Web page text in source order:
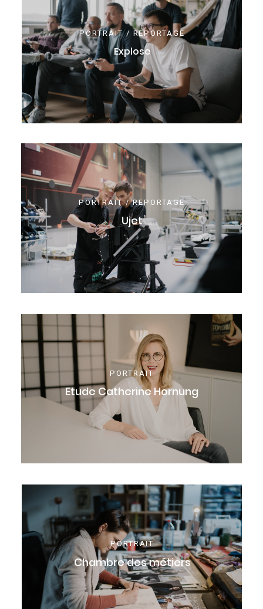
PORTRAIT / REPORTAGE
Explose
PORTRAIT
PORTRAIT
PORTRAIT / REPORTAGE
Chambre des métiers
Etude Catherine Hornung
Ujet